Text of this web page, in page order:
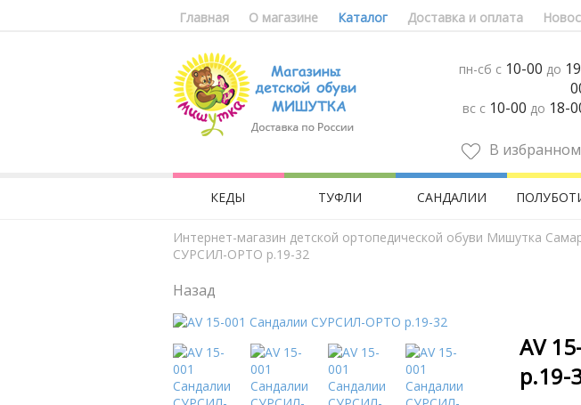
Главная О магазине Каталог Доставка и оплата
пн-сб с 10-00 до
вс с 10-00 до 18-
В
КЕДЫ ТУФЛИ САНДАЛИИ
Интернет-магазин детской ортопедической обуви Мишутка
СУРСИЛ-ОРТО р.19-32
Назад
AV
р.19-